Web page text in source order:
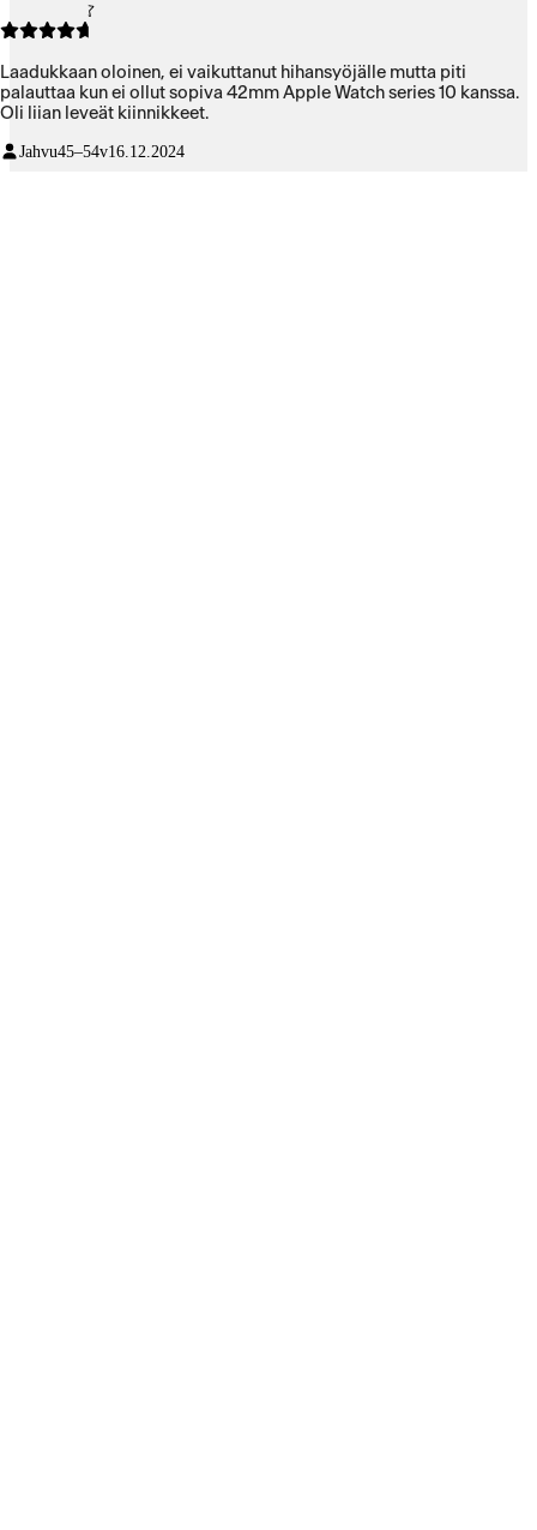
Laadukkaan oloinen, ei vaikuttanut hihansyöjälle mutta piti
palauttaa kun ei ollut sopiva 42mm Apple Watch series 10 kanssa.
Oli liian leveät kiinnikkeet.
Jahvu45–54v16.12.2024